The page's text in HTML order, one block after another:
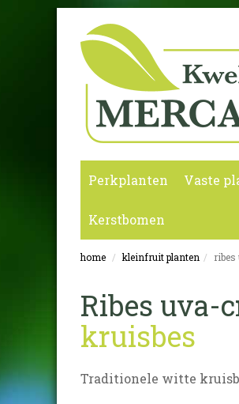
Perkplanten Vaste
Kerstbomen
home kleinfruit planten
Ribes uva-
kruisbes
Traditionele witte